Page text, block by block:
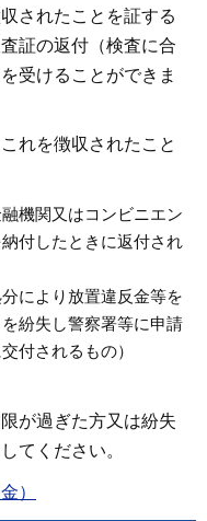
されたことを証する
証の返付（検査に合
受けることができま
れを徴収されたこと
機関又はコンビニエン
付したときに返付され
により放置違反金等を
紛失し警察署等に申請
付されるもの）
が過ぎた方又は紛失
てください。
）